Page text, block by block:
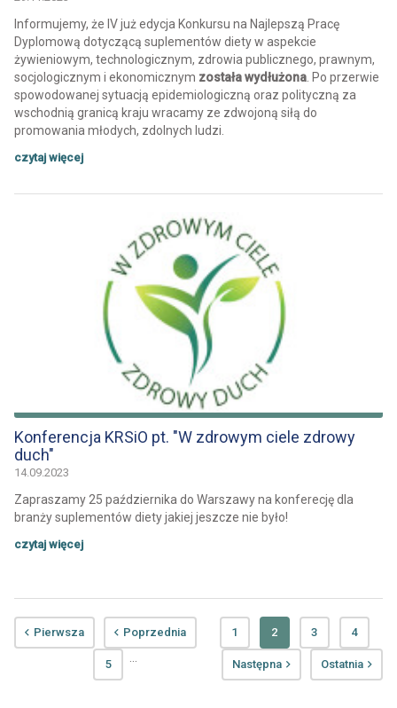
Informujemy, że IV już edycja Konkursu na Najlepszą Pracę
Dyplomową dotyczącą suplementów diety w aspekcie
żywieniowym, technologicznym, zdrowia publicznego, prawnym,
socjologicznym i ekonomicznym została wydłużona. Po przerwie
spowodowanej sytuacją epidemiologiczną oraz polityczną za
wschodnią granicą kraju wracamy ze zdwojoną siłą do
promowania młodych, zdolnych ludzi.
czytaj więcej
Konferencja KRSiO pt. "W zdrowym ciele zdrowy
duch"
14.09.2023
Zapraszamy 25 października do Warszawy na konferecję dla
branży suplementów diety jakiej jeszcze nie było!
czytaj więcej
Pierwsza Poprzednia 1 2 3 4
5 Ostatnia
Następna